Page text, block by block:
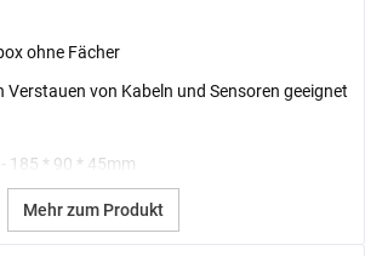
ohne Fächer
Verstauen von Kabeln und Sensoren geeignet
185 * 90 * 45mm
Mehr zum Produkt